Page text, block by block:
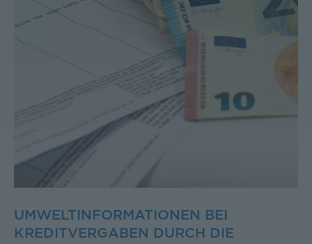
UMWELTINFORMATIONEN BEI
KREDITVERGABEN DURCH DIE